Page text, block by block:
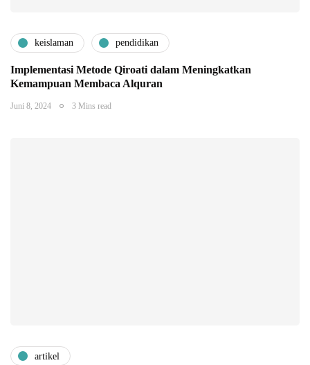
keislaman pendidikan
Implementasi Metode Qiroati dalam Meningkatkan
Kemampuan Membaca Alquran
Juni 8, 2024 3 Mins read
artikel